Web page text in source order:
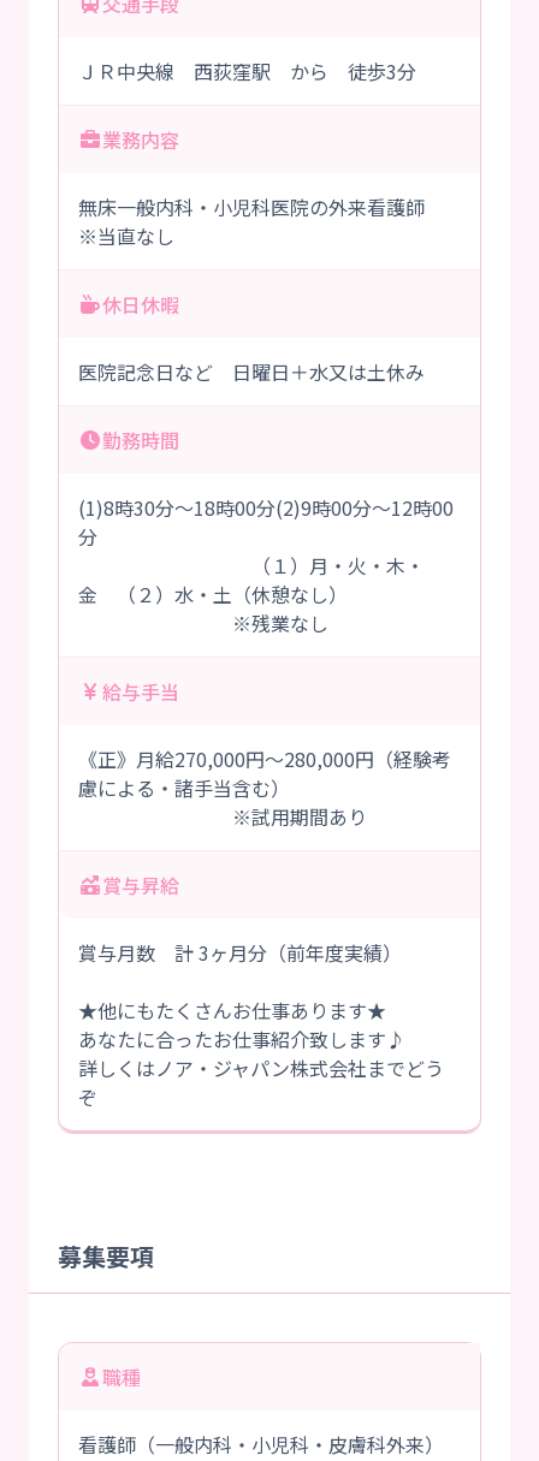
ＪＲ中央線 西荻窪駅 から 徒歩3分
業務内容
無床一般内科・小児科医院の外来看護師
※当直なし
休日休暇
医院記念日など 日曜日＋水又は土休み
勤務時間
(1)8時30分～18時00分(2)9時00分～12時00
分
（１）月・火・木・
金 （２）水・土（休憩なし）
※残業なし
給与手当
《正》月給270,000円～280,000円（経験考
慮による・諸手当含む）
※試用期間あり
賞与昇給
賞与月数 計 3ヶ月分（前年度実績）
★他にもたくさんお仕事あります★
あなたに合ったお仕事紹介致します♪
詳しくはノア・ジャパン株式会社までどう
ぞ
募集要項
職種
看護師（一般内科・小児科・皮膚科外来）